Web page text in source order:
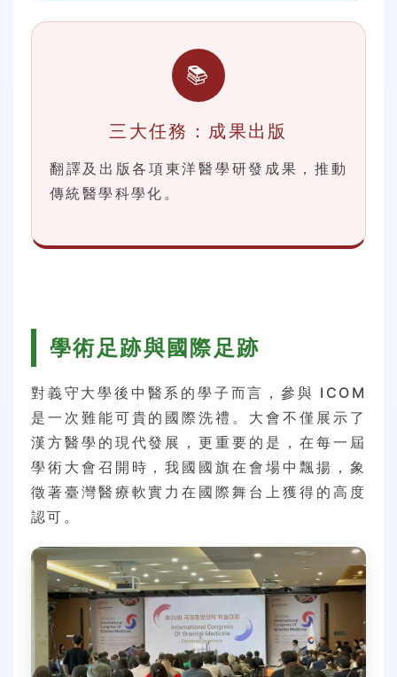
📚
三大任務：成果出版
翻譯及出版各項東洋醫學研發成果，推動
傳統醫學科學化。
學術足跡與國際足跡
對義守大學後中醫系的學子而言，參與 ICOM
是一次難能可貴的國際洗禮。大會不僅展示了
漢方醫學的現代發展，更重要的是，在每一屆
學術大會召開時，我國國旗在會場中飄揚，象
徵著臺灣醫療軟實力在國際舞台上獲得的高度
認可。